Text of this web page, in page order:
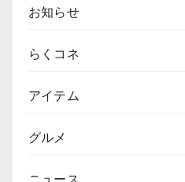
お知らせ
らくコネ
アイテム
グルメ
ニュース